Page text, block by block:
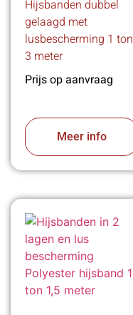
Hijsbanden dubbel
gelaagd met
lusbescherming 1 ton
3 meter
Prijs op aanvraag
Meer info